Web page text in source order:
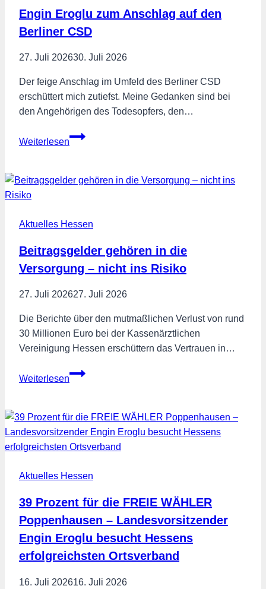
Aus
bewahren!
Engin Eroglu zum Anschlag auf den
Berliner CSD
27. Juli 202630. Juli 2026
Der feige Anschlag im Umfeld des Berliner CSD
erschüttert mich zutiefst. Meine Gedanken sind bei
den Angehörigen des Todesopfers, den…
Weiterlesen
Engin
Anschlag
Berliner
Aktuelles Hessen
Beitragsgelder gehören in die
Versorgung – nicht ins Risiko
27. Juli 202627. Juli 2026
Die Berichte über den mutmaßlichen Verlust von rund
30 Millionen Euro bei der Kassenärztlichen
Vereinigung Hessen erschüttern das Vertrauen in…
Weiterlesen
Beitragsgelder
die
Versorgung
–
ins
Aktuelles Hessen
39 Prozent für die FREIE WÄHLER
Poppenhausen – Landesvorsitzender
Engin Eroglu besucht Hessens
erfolgreichsten Ortsverband
16. Juli 202616. Juli 2026